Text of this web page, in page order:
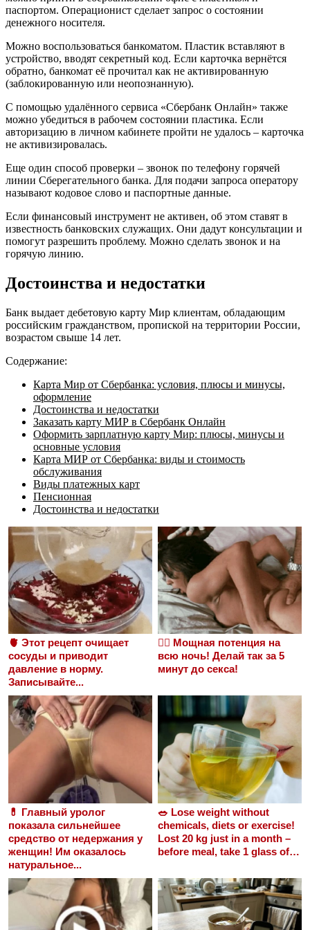
паспортом. Операционист сделает запрос о состоянии
денежного носителя.
Можно воспользоваться банкоматом. Пластик вставляют в
устройство, вводят секретный код. Если карточка вернётся
обратно, банкомат её прочитал как не активированную
(заблокированную или неопознанную).
С помощью удалённого сервиса «Сбербанк Онлайн» также
можно убедиться в рабочем состоянии пластика. Если
авторизацию в личном кабинете пройти не удалось – карточка
не активизировалась.
Еще один способ проверки – звонок по телефону горячей
линии Сберегательного банка. Для подачи запроса оператору
называют кодовое слово и паспортные данные.
Если финансовый инструмент не активен, об этом ставят в
известность банковских служащих. Они дадут консультации и
помогут разрешить проблему. Можно сделать звонок и на
горячую линию.
Достоинства и недостатки
Банк выдает дебетовую карту Мир клиентам, обладающим
российским гражданством, пропиской на территории России,
возрастом свыше 14 лет.
Содержание:
Карта Мир от Сбербанка: условия, плюсы и минусы,
оформление
Достоинства и недостатки
Заказать карту МИР в Сбербанк Онлайн
Оформить зарплатную карту Мир: плюсы, минусы и
основные условия
Карта МИР от Сбербанка: виды и стоимость
обслуживания
Виды платежных карт
Пенсионная
Достоинства и недостатки
🫀 Этот рецепт очищает
сосуды и приводит
давление в норму.
Записывайте...
❤️‍🔥 Мощная потенция на
всю ночь! Делай так за 5
минут до секса!
💊 Главный уролог
показала сильнейшее
средство от недержания у
женщин! Им оказалось
натуральное...
🥗 Lose weight without
chemicals, diets or exercise!
Lost 20 kg just in a month –
before meal, take 1 glass of…